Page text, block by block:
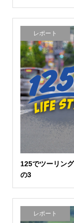
レポート
125でツーリン
の3
レポート